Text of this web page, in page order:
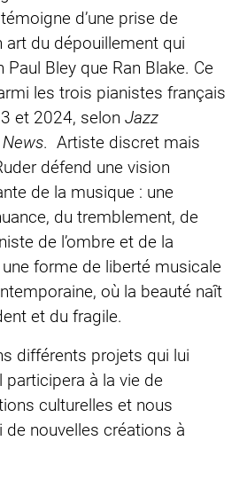
témoigne d’une prise de
art du dépouillement qui
Bley que Ran Blake. Ce
les trois pianistes français
et 2024, selon Jazz
. Artiste discret mais
défend une vision
de la musique : une
du tremblement, de
de l’ombre et de la
forme de liberté musicale
où la beauté naît
et du fragile.
différents projets qui lui
à la vie de
culturelles et nous
nouvelles créations à